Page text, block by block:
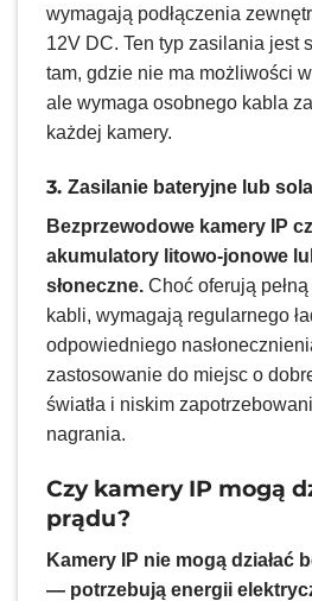
wymagają podłączenia
12V DC. Ten typ zasilania jest
tam, gdzie nie ma możliwości
ale wymaga osobnego kabla
każdej kamery.
3.Zasilanie bateryjne lub
Bezprzewodowe kamery IP
akumulatory litowo-jonowe
słoneczne. Choć oferują
kabli, wymagają regularnego
odpowiedniego
zastosowanie do miejsc o
światła i niskim
nagrania.
Czy kamery IP mogą
prądu?
Kamery IP nie mogą działać
— potrzebują energii